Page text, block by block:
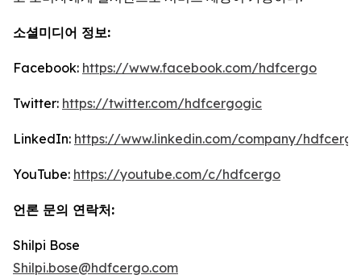
소셜미디어 정보:
Facebook: https://www.facebook.com/hdfcergo
Twitter: https://twitter.com/hdfcergogic
LinkedIn: https://www.linkedin.com/company/hdfcergo
YouTube: https://youtube.com/c/hdfcergo
언론 문의 연락처:
Shilpi Bose
Shilpi.bose@hdfcergo.com